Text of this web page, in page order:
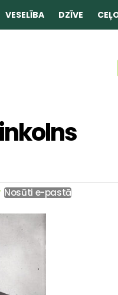
VESELĪBA DZĪVE
Nosūti e-pastā